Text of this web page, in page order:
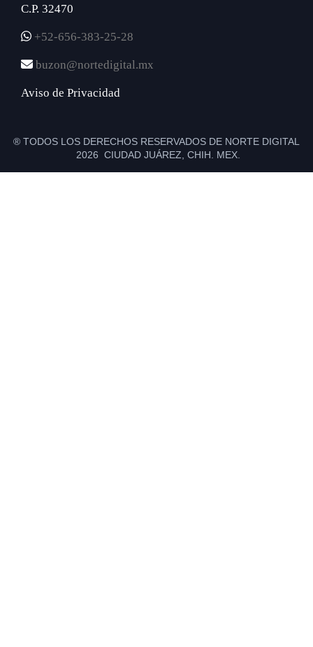
C.P. 32470
+52-656-383-25-28
buzon@nortedigital.mx
Aviso de Privacidad
® TODOS LOS DERECHOS RESERVADOS DE NORTE DIGITAL
2026 CIUDAD JUÁREZ, CHIH. MEX.